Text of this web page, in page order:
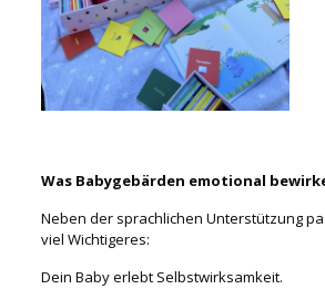
Was Babygebärden emotional
Neben der sprachlichen Unterstützung
viel Wichtigeres:
Dein Baby erlebt Selbstwirksamkeit.